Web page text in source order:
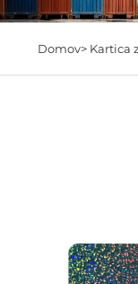
Domov> Kartica